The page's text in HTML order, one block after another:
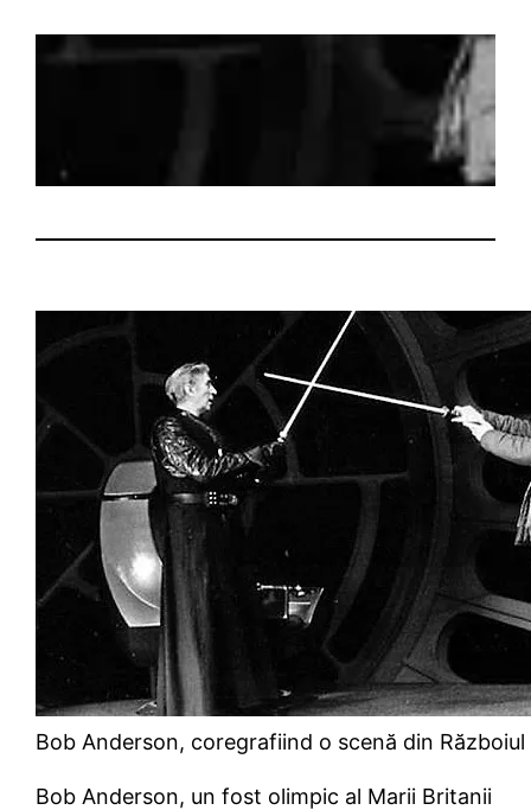
Bob Anderson, coregrafiind o scenă din Războiul
Bob Anderson, un fost olimpic al Marii Britanii